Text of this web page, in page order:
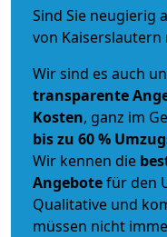
Sind Sie neugierig
von Kaiserslautern
Wir sind es auch
transparente
Kosten, ganz im
bis zu 60 %
Wir kennen die
Angebotefür den
Qualitative und
müssen nicht